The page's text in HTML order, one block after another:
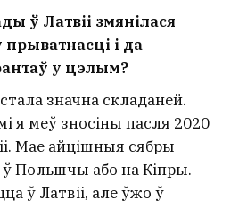
ў Латвіі змянілася
прыватнасці і да
у цэлым?
значна складаней.
я меў зносіны пасля 2020
Мае айцішныя сябры
Польшчы або на Кіпры.
ў Латвіі, але ўжо ў